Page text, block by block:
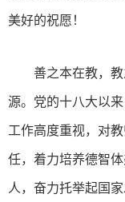
美好的祝愿！
善之本在教，
源。党的十八大以
工作高度重视，对
任，着力培养德智
人，奋力托举起国